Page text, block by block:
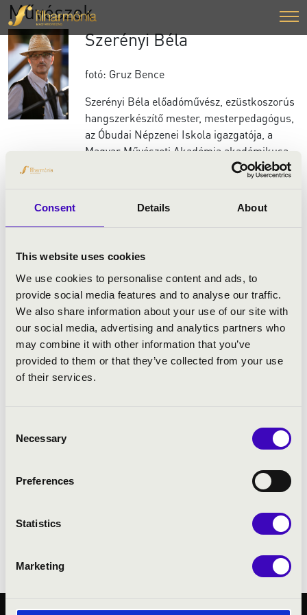
Consent Details About
This website uses cookies
We use cookies to personalise content and ads, to
provide social media features and to analyse our traffic.
We also share information about your use of our site with
our social media, advertising and analytics partners who
may combine it with other information that you’ve
provided to them or that they’ve collected from your use
of their services.
Selection
Necessary
Preferences
Statistics
Marketing
Művészek
Szerényi Béla
fotó: Gruz Bence
Szerényi Béla előadóművész, ezüstkoszorús
hangszerkészítő mester, mesterpedagógus,
az Óbudai Népzenei Iskola igazgatója, a
Magyar Művészeti Akadémia akadémikusa.
Szerényi Béla több mint három évtizede
különleges hangszerével, a tekerővel. E
hangszer minden formája foglalkoztatja a
hangszerkészítésen keresztül az oktatásig.
Előadóművészként a hagyományos magyar
tekerőmuzsika mellett erősen
foglalkoztatják a hangszerben lévő zenei
lehetőségek, műfajtól függetlenül. Szerényi
Béla alapítója a Magyar Tekerőzenekarnak
és a Bokros Zenekarnak, emellett
Savanya István Kanadában élő kortárs költő-
előadóművésszel. Jelenleg a Bokros Trióval
vállal koncerteket, újonnan megjelent
Tevékenységéért Erdélyi Zsuzsanna és